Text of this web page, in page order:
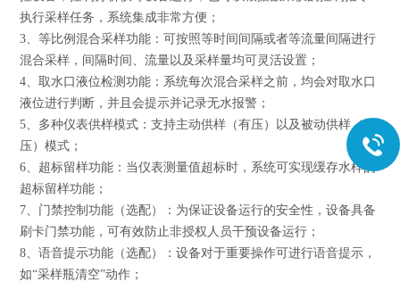
执行采样任务，系统集成非常方便；
3、等比例混合采样功能：可按照等时间间隔或者等流量间隔进行
混合采样，间隔时间、流量以及采样量均可灵活设置；
4、取水口液位检测功能：系统每次混合采样之前，均会对取水口
液位进行判断，并且会提示并记录无水报警；
5、多种仪表供样模式：支持主动供样（有压）以及被动供样（无
压）模式；
6、超标留样功能：当仪表测量值超标时，系统可实现缓存水样的
超标留样功能；
7、门禁控制功能（选配）：为保证设备运行的安全性，设备具备
刷卡门禁功能，可有效防止非授权人员干预设备运行；
8、语音提示功能（选配）：设备对于重要操作可进行语音提示，
如“采样瓶清空”动作；